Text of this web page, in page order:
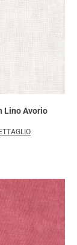
Lino Avorio